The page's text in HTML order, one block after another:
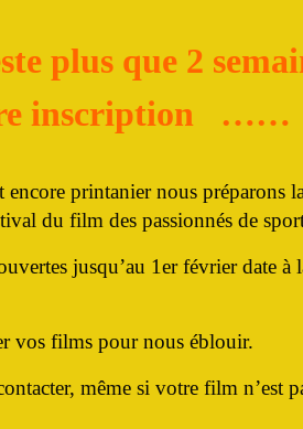
plus que 2
inscription ……
encore printanier nous préparons
du film des passionnés de
jusqu’au 1er février date à
vos films pour nous éblouir.
même si votre film n’est